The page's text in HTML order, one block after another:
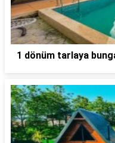
1 dönüm tarlaya